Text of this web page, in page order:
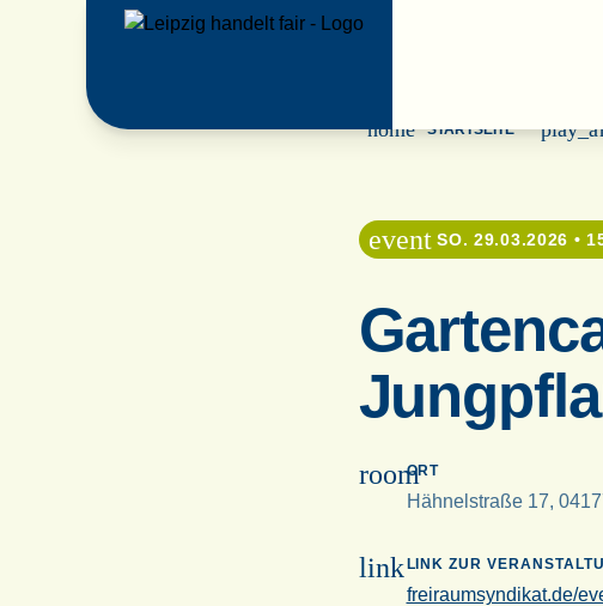
home STARTSEITE
event SO. 29.03.2026 •
roomORT
Hähnelstraße 17,
linkLINK ZUR
freiraumsyndikat.de/